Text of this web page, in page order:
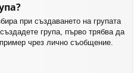
при създаването на групата
група, първо трябва да
чрез лично съобщение.